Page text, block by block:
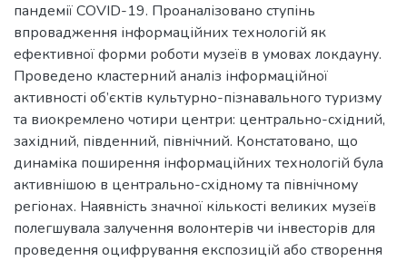
пандемії COVID-19. Проаналізовано ступінь
впровадження інформаційних технологій як
ефективної форми роботи музеїв в умовах локдауну.
Проведено кластерний аналіз інформаційної
активності об’єктів культурно-пізнавального туризму
та виокремлено чотири центри: центрально-східний,
західний, південний, північний. Констатовано, що
динаміка поширення інформаційних технологій була
активнішою в центрально-східному та північному
регіонах. Наявність значної кількості великих музеїв
полегшувала залучення волонтерів чи інвесторів для
проведення оцифрування експозицій або створення